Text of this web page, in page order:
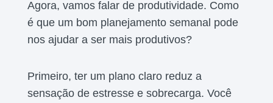
Agora, vamos falar de produtividade. Como
é que um bom planejamento semanal pode
nos ajudar a ser mais produtivos?
Primeiro, ter um plano claro reduz a
sensação de estresse e sobrecarga. Você